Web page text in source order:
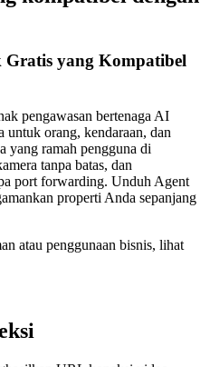
yang Kompatibel
pengawasan bertenaga AI
untuk orang, kendaraan, dan
yang ramah pengguna di
tanpa batas, dan
port forwarding. Unduh Agent
properti Anda sepanjang
atau penggunaan bisnis, lihat